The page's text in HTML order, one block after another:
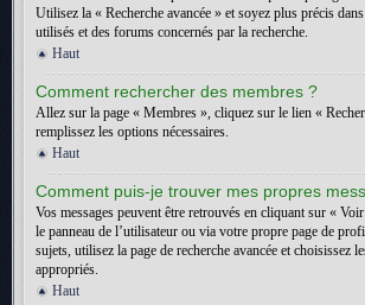
Utilisez la « Recherche avancée » et soyez plus précis
utilisés et des forums concernés par la recherche.
Haut
Comment rechercher des membres ?
Allez sur la page « Membres », cliquez sur le lien «
remplissez les options nécessaires.
Haut
Comment puis-je trouver mes propres
Vos messages peuvent être retrouvés en cliquant sur «
le panneau de l’utilisateur ou via votre propre page de
sujets, utilisez la page de recherche avancée et choisissez
appropriés.
Haut